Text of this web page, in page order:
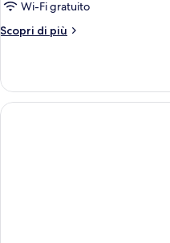
Wi-Fi gratuito
Scopri di più
Altri